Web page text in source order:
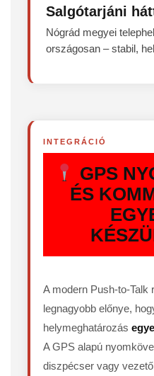
Salgótarjáni
Nógrád megyei
országosan – stabil,
INTEGRÁCIÓ
GPS
ÉS
A modern Push-to-Talk
legnagyobb előnye,
helymeghatározás
A GPS alapú
diszpécser vagy